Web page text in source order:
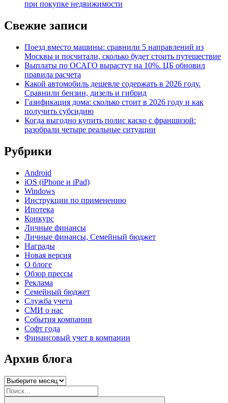
при покупке недвижимости
Свежие записи
Поезд вместо машины: сравнили 5 направлений из
Москвы и посчитали, сколько будет стоить путешествие
Выплаты по ОСАГО вырастут на 10%. ЦБ обновил
правила расчета
Какой автомобиль дешевле содержать в 2026 году.
Сравнили бензин, дизель и гибрид
Газификация дома: сколько стоит в 2026 году и как
получить субсидию
Когда выгодно купить полис каско с франшизой:
разобрали четыре реальные ситуации
Рубрики
Android
iOS (iPhone и iPad)
Windows
Инструкции по применению
Ипотека
Конкурс
Личные финансы
Личные финансы, Семейный бюджет
Награды
Новая версия
О блоге
Обзор прессы
Реклама
Семейный бюджет
Служба учета
СМИ о нас
События компании
Софт года
Финансовый учет в компании
Архив блога
Архив
блога
Искать: